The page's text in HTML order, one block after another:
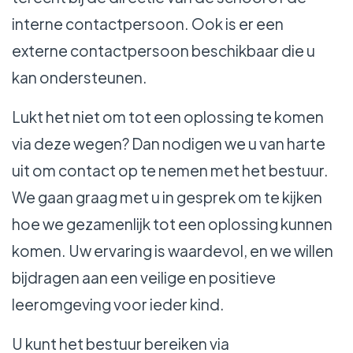
interne contactpersoon. Ook is er een
externe contactpersoon beschikbaar die u
kan ondersteunen.
Lukt het niet om tot een oplossing te komen
via deze wegen? Dan nodigen we u van harte
uit om contact op te nemen met het bestuur.
We gaan graag met u in gesprek om te kijken
hoe we gezamenlijk tot een oplossing kunnen
komen. Uw ervaring is waardevol, en we willen
bijdragen aan een veilige en positieve
leeromgeving voor ieder kind.
U kunt het bestuur bereiken via